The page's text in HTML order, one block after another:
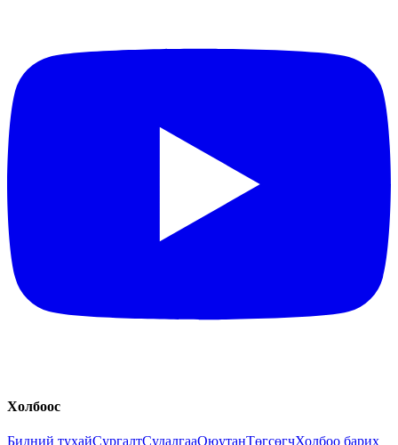
Холбоос
Бидний тухайСургалтСудалгааОюутанТөгсөгчХолбоо барих